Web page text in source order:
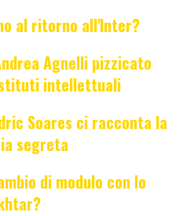
al ritorno all'Inter?
Agnelli pizzicato
intellettuali
Soares ci racconta la
segreta
di modulo con lo